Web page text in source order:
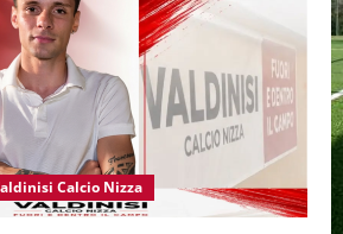
Calcio Nizza